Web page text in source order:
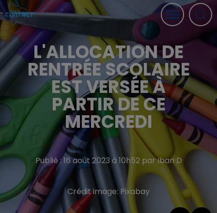
L'ALLOCATION DE
RENTRÉE SCOLAIRE
EST VERSÉE À
PARTIR DE CE
MERCREDI
Publié : 16 août 2023 à 10h52 par Iban D
Crédit image:Pixabay